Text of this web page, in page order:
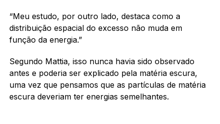
“Meu estudo, por outro lado, destaca como a
distribuição espacial do excesso não muda em
função da energia.”
Segundo Mattia, isso nunca havia sido observado
antes e poderia ser explicado pela matéria escura,
uma vez que pensamos que as partículas de matéria
escura deveriam ter energias semelhantes.